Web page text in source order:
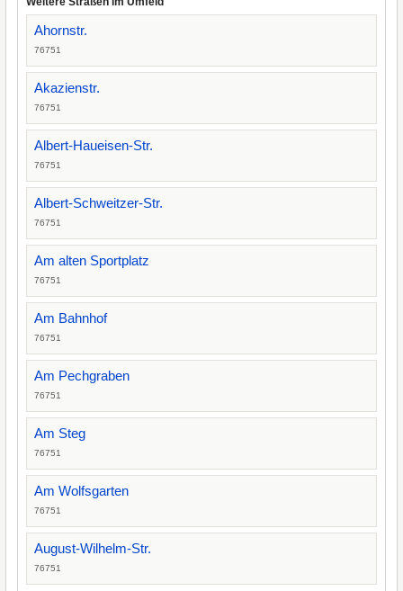
Ahornstr.
76751
Akazienstr.
76751
Albert-Haueisen-Str.
76751
Albert-Schweitzer-Str.
76751
Am alten Sportplatz
76751
Am Bahnhof
76751
Am Pechgraben
76751
Am Steg
76751
Am Wolfsgarten
76751
August-Wilhelm-Str.
76751